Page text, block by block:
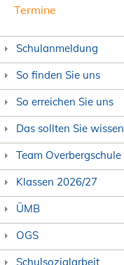
Termine
Schulanmeldung
So finden Sie uns
So erreichen Sie uns
Das sollten Sie wissen
Team Overbergschule
Klassen 2026/27
ÜMB
OGS
Schulsozialarbeit